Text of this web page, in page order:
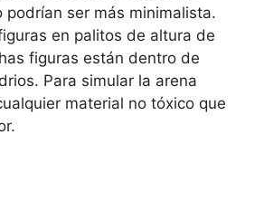
podrían ser más minimalista.
en palitos de altura de
figuras están dentro de
Para simular la arena
material no tóxico que